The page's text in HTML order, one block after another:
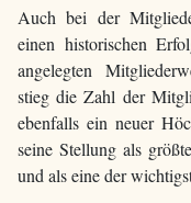
Auch bei der
einen historischen
angelegten
stieg die Zahl der
ebenfalls ein neuer
seine Stellung als
und als eine der